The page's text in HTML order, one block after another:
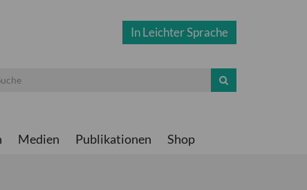
In Leichter Sprache
Medien Publikationen Shop